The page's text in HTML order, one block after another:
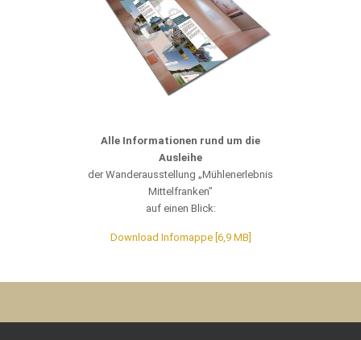
Alle Informationen rund um die
Ausleihe
der Wanderausstellung „Mühlenerlebnis
Mittelfranken”
auf einen Blick:
Download Infomappe [6,9 MB]